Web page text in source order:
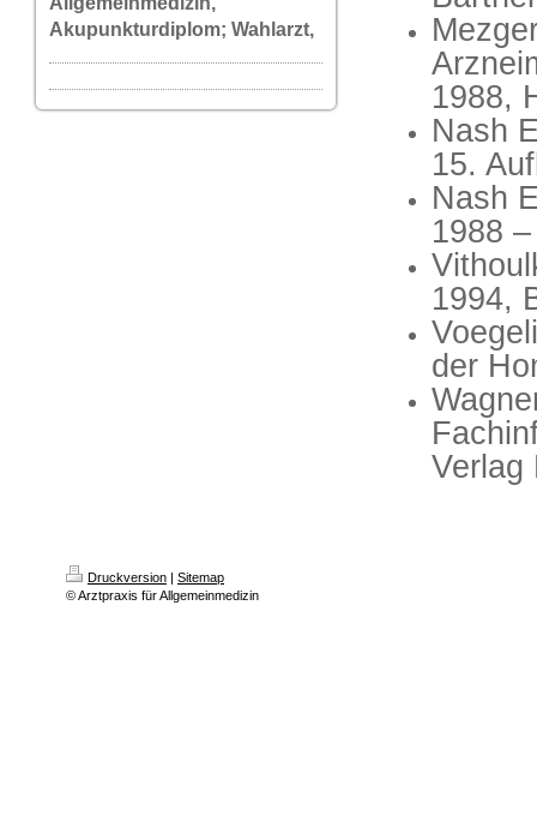
Akupunkturdiplom; Wahlarzt,
1988,
Nash
15.
Nash
1988
1994,
der
Verlag
Druckversion | Sitemap
© Arztpraxis für Allgemeinmedizin